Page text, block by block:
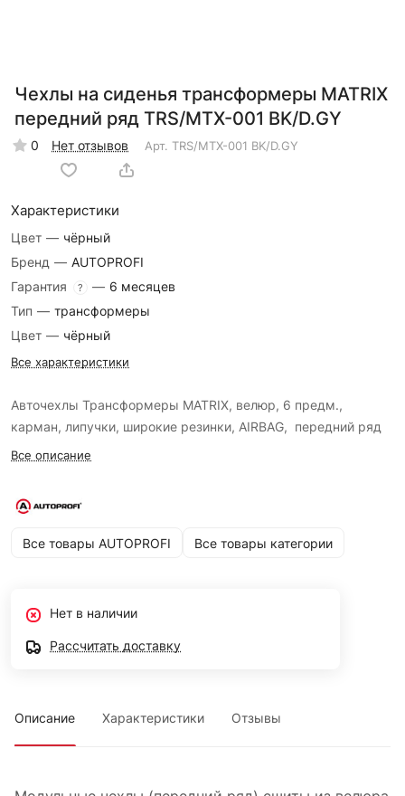
Чехлы на сиденья трансформеры MATRIX
передний ряд TRS/MTX-001 BK/D.GY
0 Нет отзывов Арт. TRS/MTX-001 BK/D.GY
Характеристики
Цвет — чёрный
Бренд — AUTOPROFI
Гарантия
? — 6 месяцев
Тип — трансформеры
Цвет — чёрный
Все характеристики
Авточехлы Трансформеры MATRIX, велюр, 6 предм.,
карман, липучки, широкие резинки, AIRBAG, передний ряд
Все описание
Все товары AUTOPROFI Все товары категории
Нет в наличии
Рассчитать доставку
Описание Характеристики Отзывы